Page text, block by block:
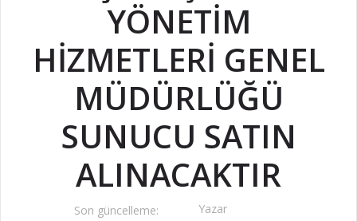
YÖNETİM
HİZMETLERİ GENEL
MÜDÜRLÜĞÜ
SUNUCU SATIN
ALINACAKTIR
Son güncelleme: Yazar